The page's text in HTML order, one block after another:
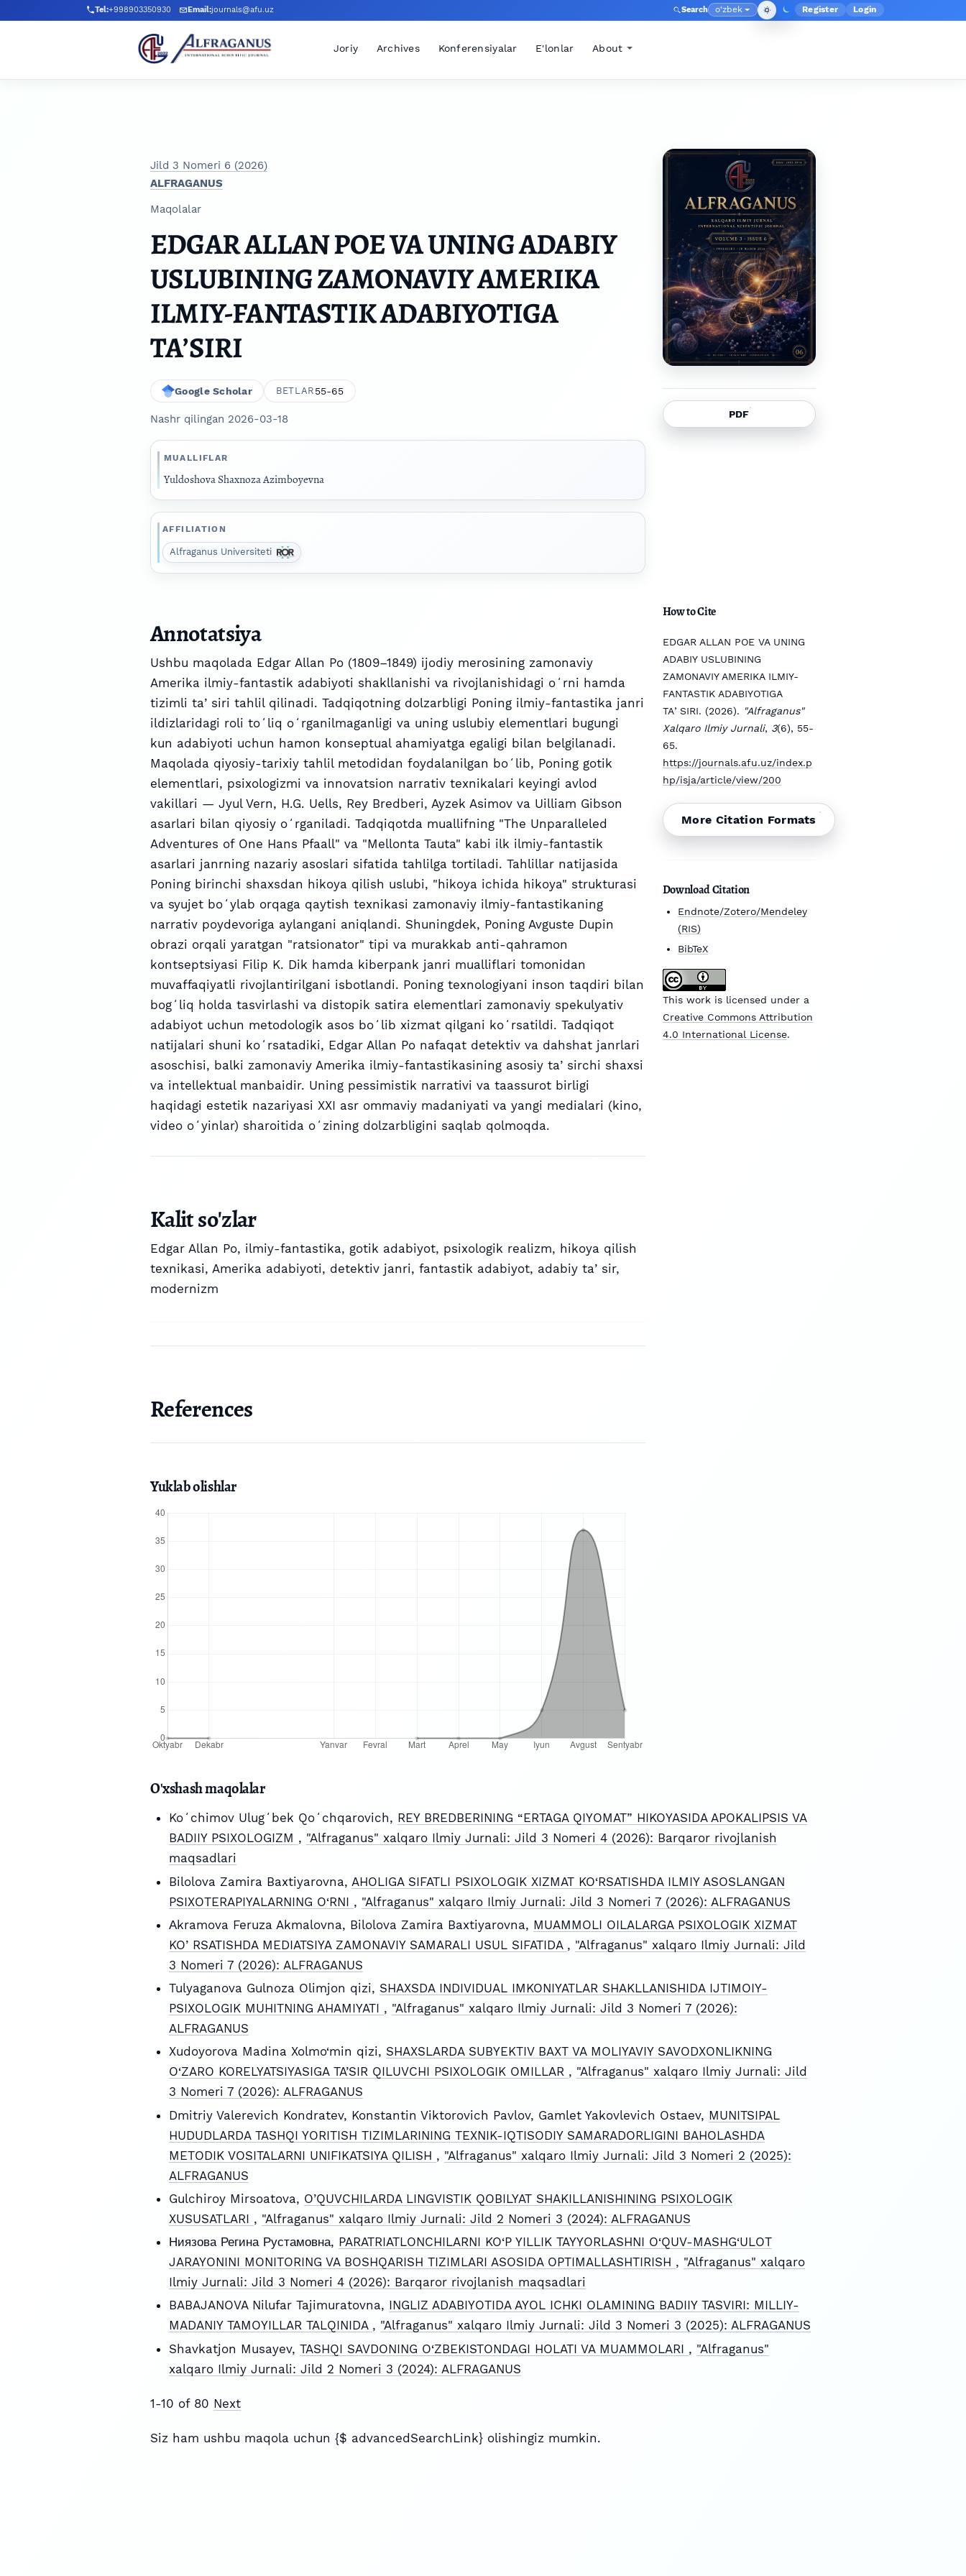
Skip to main navigation menu
Skip to main content
Skip to site footer
Tel:+998903350930 Email:journals@afu.uz Search Language
o‘zbek Admin menyusi
Register Login
Joriy Archives Konferensiyalar E'lonlar About
Jild 3 Nomeri 6 (2026)
ALFRAGANUS
Maqolalar
EDGAR ALLAN POE VA UNING ADABIY
USLUBINING ZAMONAVIY AMERIKA
ILMIY-FANTASTIK ADABIYOTIGA
TAʼSIRI
Google Scholar BETLAR 55-65
Nashr qilingan 2026-03-18
MUALLIFLAR
Yuldoshova Shaxnoza Azimboyevna
AFFILIATION
Alfraganus Universiteti
PDF
How to Cite
EDGAR ALLAN POE VA UNING
ADABIY USLUBINING
ZAMONAVIY AMERIKA ILMIY-
FANTASTIK ADABIYOTIGA
TAʼSIRI. (2026). "Alfraganus"
Xalqaro Ilmiy Jurnali, 3(6), 55-
65.
https://journals.afu.uz/index.p
hp/isja/article/view/200
More Citation Formats
Download Citation
Endnote/Zotero/Mendeley
(RIS)
BibTeX
This work is licensed under a
Creative Commons Attribution
4.0 International License.
Annotatsiya
Ushbu maqolada Edgar Allan Po (1809–1849) ijodiy merosining zamonaviy
Amerika ilmiy-fantastik adabiyoti shakllanishi va rivojlanishidagi oʻrni hamda
tizimli taʼsiri tahlil qilinadi. Tadqiqotning dolzarbligi Poning ilmiy-fantastika janri
ildizlaridagi roli toʻliq oʻrganilmaganligi va uning uslubiy elementlari bugungi
kun adabiyoti uchun hamon konseptual ahamiyatga egaligi bilan belgilanadi.
Maqolada qiyosiy-tarixiy tahlil metodidan foydalanilgan boʻlib, Poning gotik
elementlari, psixologizmi va innovatsion narrativ texnikalari keyingi avlod
vakillari — Jyul Vern, H.G. Uells, Rey Bredberi, Ayzek Asimov va Uilliam Gibson
asarlari bilan qiyosiy oʻrganiladi. Tadqiqotda muallifning "The Unparalleled
Adventures of One Hans Pfaall" va "Mellonta Tauta" kabi ilk ilmiy-fantastik
asarlari janrning nazariy asoslari sifatida tahlilga tortiladi. Tahlillar natijasida
Poning birinchi shaxsdan hikoya qilish uslubi, "hikoya ichida hikoya" strukturasi
va syujet boʻylab orqaga qaytish texnikasi zamonaviy ilmiy-fantastikaning
narrativ poydevoriga aylangani aniqlandi. Shuningdek, Poning Avguste Dupin
obrazi orqali yaratgan "ratsionator" tipi va murakkab anti-qahramon
kontseptsiyasi Filip K. Dik hamda kiberpank janri mualliflari tomonidan
muvaffaqiyatli rivojlantirilgani isbotlandi. Poning texnologiyani inson taqdiri bilan
bogʻliq holda tasvirlashi va distopik satira elementlari zamonaviy spekulyativ
adabiyot uchun metodologik asos boʻlib xizmat qilgani koʻrsatildi. Tadqiqot
natijalari shuni koʻrsatadiki, Edgar Allan Po nafaqat detektiv va dahshat janrlari
asoschisi, balki zamonaviy Amerika ilmiy-fantastikasining asosiy taʼsirchi shaxsi
va intellektual manbaidir. Uning pessimistik narrativi va taassurot birligi
haqidagi estetik nazariyasi XXI asr ommaviy madaniyati va yangi medialari (kino,
video oʻyinlar) sharoitida oʻzining dolzarbligini saqlab qolmoqda.
Kalit so'zlar
Edgar Allan Po, ilmiy-fantastika, gotik adabiyot, psixologik realizm, hikoya qilish
texnikasi, Amerika adabiyoti, detektiv janri, fantastik adabiyot, adabiy taʼsir,
modernizm
References
Yuklab olishlar
O'xshash maqolalar
Koʻchimov Ulugʻbek Qoʻchqarovich, REY BREDBERINING “ERTAGA QIYOMAT” HIKOYASIDA APOKALIPSIS VA
BADIIY PSIXOLOGIZM , "Alfraganus" xalqaro Ilmiy Jurnali: Jild 3 Nomeri 4 (2026): Barqaror rivojlanish
maqsadlari
Bilolova Zamira Baxtiyarovna, AHOLIGA SIFATLI PSIXOLOGIK XIZMAT KO‘RSATISHDA ILMIY ASOSLANGAN
PSIXOTERAPIYALARNING O‘RNI , "Alfraganus" xalqaro Ilmiy Jurnali: Jild 3 Nomeri 7 (2026): ALFRAGANUS
Аkramova Feruza Akmalovna, Bilolova Zamira Baxtiyarovna, MUAMMOLI OILALARGA PSIXOLOGIK XIZMAT
KOʼRSATISHDA MEDIATSIYA ZAMONAVIY SAMARALI USUL SIFATIDA , "Alfraganus" xalqaro Ilmiy Jurnali: Jild
3 Nomeri 7 (2026): ALFRAGANUS
Tulyaganova Gulnoza Olimjon qizi, SHAXSDA INDIVIDUAL IMKONIYATLAR SHAKLLANISHIDA IJTIMOIY-
PSIXOLOGIK MUHITNING AHAMIYATI , "Alfraganus" xalqaro Ilmiy Jurnali: Jild 3 Nomeri 7 (2026):
ALFRAGANUS
Xudoyorova Madina Xolmo‘min qizi, SHAXSLARDA SUBYEKTIV BAXT VA MOLIYAVIY SAVODXONLIKNING
O‘ZARO KORELYATSIYASIGA TA’SIR QILUVCHI PSIXOLOGIK OMILLAR , "Alfraganus" xalqaro Ilmiy Jurnali: Jild
3 Nomeri 7 (2026): ALFRAGANUS
Dmitriy Valerevich Kondratev, Konstantin Viktorovich Pavlov, Gamlet Yakovlevich Ostaev, MUNITSIPAL
HUDUDLARDA TASHQI YORITISH TIZIMLARINING TEXNIK-IQTISODIY SAMARADORLIGINI BAHOLASHDA
METODIK VOSITALARNI UNIFIKATSIYA QILISH , "Alfraganus" xalqaro Ilmiy Jurnali: Jild 3 Nomeri 2 (2025):
ALFRAGANUS
Gulchiroy Mirsoatova, O’QUVCHILARDA LINGVISTIK QOBILYAT SHAKILLANISHINING PSIXOLOGIK
XUSUSATLARI , "Alfraganus" xalqaro Ilmiy Jurnali: Jild 2 Nomeri 3 (2024): ALFRAGANUS
Ниязова Регина Рустамовна, PARATRIATLONCHILARNI KO‘P YILLIK TAYYORLASHNI O‘QUV-MASHG‘ULOT
JARAYONINI MONITORING VA BOSHQARISH TIZIMLARI ASOSIDA OPTIMALLASHTIRISH , "Alfraganus" xalqaro
Ilmiy Jurnali: Jild 3 Nomeri 4 (2026): Barqaror rivojlanish maqsadlari
BABAJANOVA Nilufar Tajimuratovna, INGLIZ ADABIYOTIDA AYOL ICHKI OLAMINING BADIIY TASVIRI: MILLIY-
MADANIY TAMOYILLAR TALQINIDA , "Alfraganus" xalqaro Ilmiy Jurnali: Jild 3 Nomeri 3 (2025): ALFRAGANUS
Shavkatjon Musayev, TASHQI SAVDONING O‘ZBEKISTONDAGI HOLATI VA MUAMMOLARI , "Alfraganus"
xalqaro Ilmiy Jurnali: Jild 2 Nomeri 3 (2024): ALFRAGANUS
1-10 of 80 Next
Siz ham ushbu maqola uchun {$ advancedSearchLink} olishingiz mumkin.